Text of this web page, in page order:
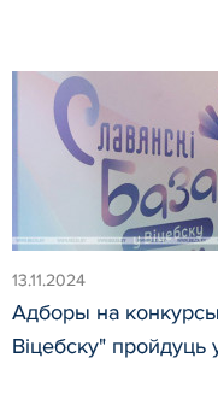
13.11.2024
Адборы на
Віцебску" пройдуць